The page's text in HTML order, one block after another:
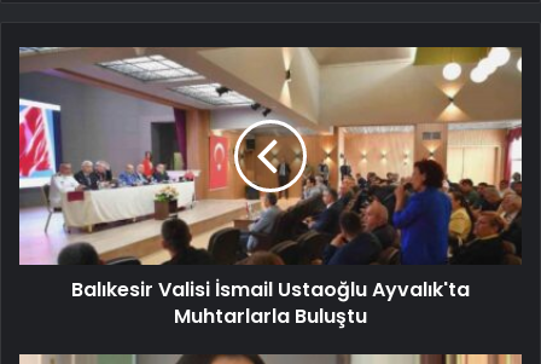
Balıkesir Valisi İsmail Ustaoğlu Ayvalık'ta
Muhtarlarla Buluştu